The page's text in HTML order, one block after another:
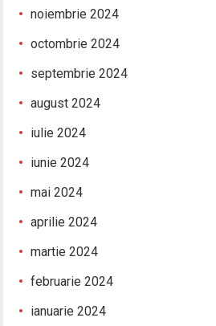
noiembrie 2024
octombrie 2024
septembrie 2024
august 2024
iulie 2024
iunie 2024
mai 2024
aprilie 2024
martie 2024
februarie 2024
ianuarie 2024